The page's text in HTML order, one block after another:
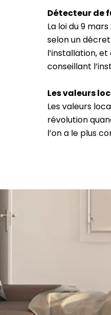
Détecteur de
La loi du 9
selon un
l’installation,
conseillant
Les valeurs
Les valeurs
révolution
l’on a le plus